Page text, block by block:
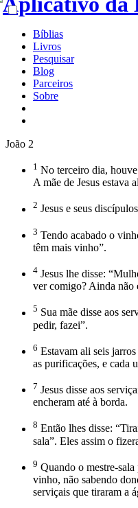
Bíblias
Livros
Pesquisar
Blog
Parceiros
Sobre
João 2
1 No terceiro dia,
A mãe de Jesus estava
2 Jesus e seus
3 Tendo acabado o
têm mais vinho”.
4 Jesus lhe disse:
ver comigo? Ainda não
5 Sua mãe disse aos
pedir, fazei”.
6 Estavam ali seis
as purificações, e cada
7 Jesus disse aos
encheram até à borda.
8 Então lhes disse:
sala”. Eles assim o
9 Quando o mestre-
vinho, não sabendo
serviçais que tiraram a